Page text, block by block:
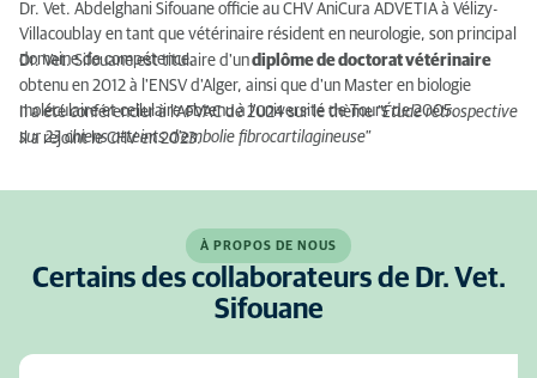
Dr. Vet. Abdelghani Sifouane officie au CHV AniCura ADVETIA à Vélizy-
Villacoublay en tant que vétérinaire résident en neurologie, son principal
domaine de compétence.
Dr. Vet. Sifouane est titulaire d'undiplôme de doctorat vétérinaire
obtenu en 2012 à l'ENSV d'Alger, ainsi que d'un Master en biologie
moléculaire et cellulaire obtenu à l'université de Tours de 2005.
Il a été conférencier à l'AFVAC de 2024 sur le thème"Étude rétrospective
sur 23 chiens atteints d'embolie fibrocartilagineuse"
Il a rejoint le CHV en 2023.
À PROPOS DE NOUS
Certains des collaborateurs de Dr. Vet.
Sifouane